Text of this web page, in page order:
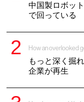
中国製ロボッ
で回っている
How an overlooked
もっと深く掘
企業が再生